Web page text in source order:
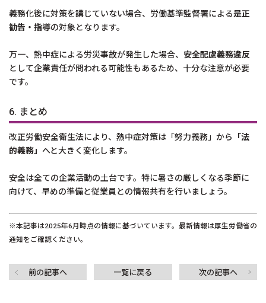
義務化後に対策を講じていない場合、労働基準監督署による是正
勧告・指導の対象となります。
万一、熱中症による労災事故が発生した場合、 安全配慮義務違反
として企業責任が問われる可能性もあるため、十分な注意が必要
です。
6. まとめ
改正労働安全衛生法により、熱中症対策は「努力義務」から
「法
的義務」 へと大きく変化します。
安全は全ての企業活動の土台です。特に暑さの厳しくなる季節に
向けて、早めの準備と従業員との情報共有を行いましょう。
※本記事は2025年6月時点の情報に基づいています。最新情報は厚生労働省の
通知をご確認ください。
前の記事へ 一覧に戻る 次の記事へ